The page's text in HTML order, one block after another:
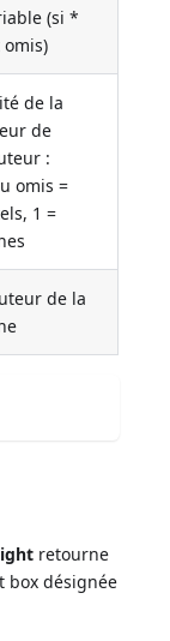
(si *
omis)
de la
de
:
omis =
1 =
de la
retourne
box désignée